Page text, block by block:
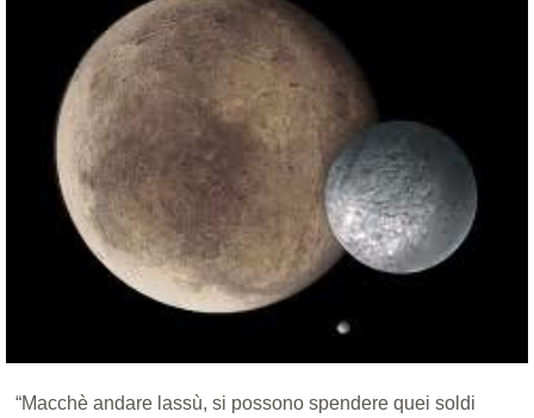
“Macchè andare lassù, si possono spendere quei soldi